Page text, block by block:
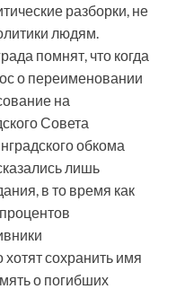
разборки, не
людям.
помнят, что когда
о переименовании
на
Совета
обкома
лишь
в то время как
сохранить имя
о погибших